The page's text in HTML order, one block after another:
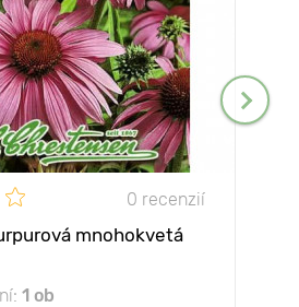
0 recenzií
mnohokvetá
1 ob